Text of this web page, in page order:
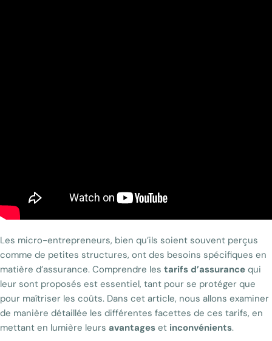
Les micro-entrepreneurs, bien qu’ils soient souvent perçus
comme de petites structures, ont des besoins spécifiques en
matière d’assurance. Comprendre les tarifs d’assurance qui
leur sont proposés est essentiel, tant pour se protéger que
pour maîtriser les coûts. Dans cet article, nous allons examiner
de manière détaillée les différentes facettes de ces tarifs, en
mettant en lumière leurs avantages et inconvénients.